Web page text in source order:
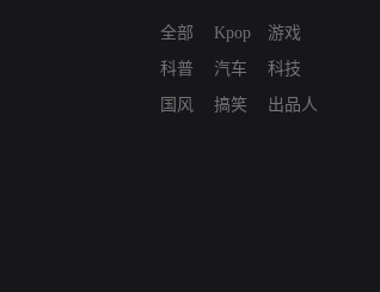
全部
科普
国风
Kpop
汽车
搞笑
游戏
科技
出品人